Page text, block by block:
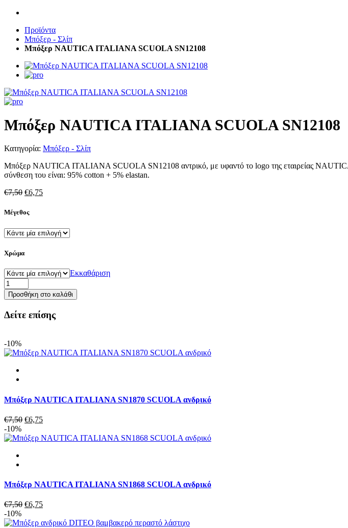
Προϊόντα
Μπόξερ - Σλίπ
Μπόξερ NAUTICA ITALIANA SCUOLA SN12108
Μπόξερ NAUTICA ITALIANA SCUOLA SN12108
Κατηγορία: Μπόξερ - Σλίπ
Μπόξερ NAUTICA ITALIANA SCUOLA SN12108 αντρικό, με υφαντό το logo της εταιρείας
σύνθεση του είναι: 95% cotton + 5% elastan.
€7,50 Original
was:
€6,75Η
€6,75.
Μέγεθος
Χρώμα
Εκκαθάριση
Μπόξερ
NAUTICA
ITALIANA
SCUOLA
SN12108
Προσθήκη στο καλάθι
Δείτε επίσης
-10%
Μπόξερ NAUTICA ITALIANA SN1870 SCUOLA ανδρικό
€7,50 Original
was:
€6,75Η
τιμή
-10%
Μπόξερ NAUTICA ITALIANA SN1868 SCUOLA ανδρικό
€7,50 Original
was:
€6,75Η
τιμή
-10%